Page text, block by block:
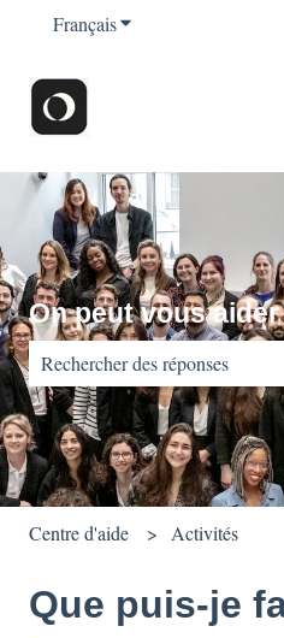
FrançaisAfficher le sous-
On peut vous
Il n'y a aucune suggestion car
Centre d'aide Activités
Que puis-je